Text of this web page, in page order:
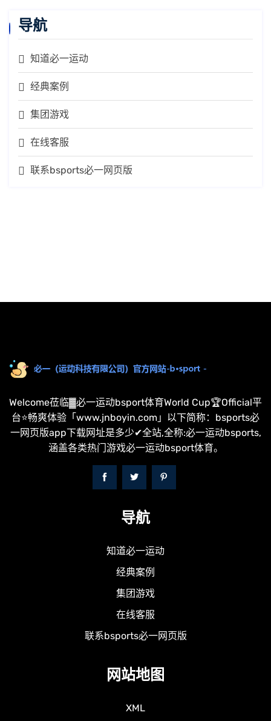
导航
知道必一运动
经典案例
集团游戏
在线客服
联系bsports必一网页版
Welcome莅临▓必一运动bsport体育World Cup🏆Official平
台⭐畅爽体验「www.jnboyin.com」以下简称：bsports必
一网页版app下载网址是多少✔全站,全称:必一运动bsports,
涵盖各类热门游戏必一运动bsport体育。
导航
知道必一运动
经典案例
集团游戏
在线客服
联系bsports必一网页版
网站地图
XML